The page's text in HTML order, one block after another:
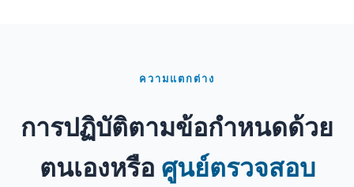
ความแตกต่าง
การปฏิบัติตามข้อกำหนดด้วย
ตนเองหรือ ศูนย์ตรวจสอบ